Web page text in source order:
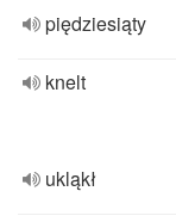
piędziesiąty
knelt
ukląkł